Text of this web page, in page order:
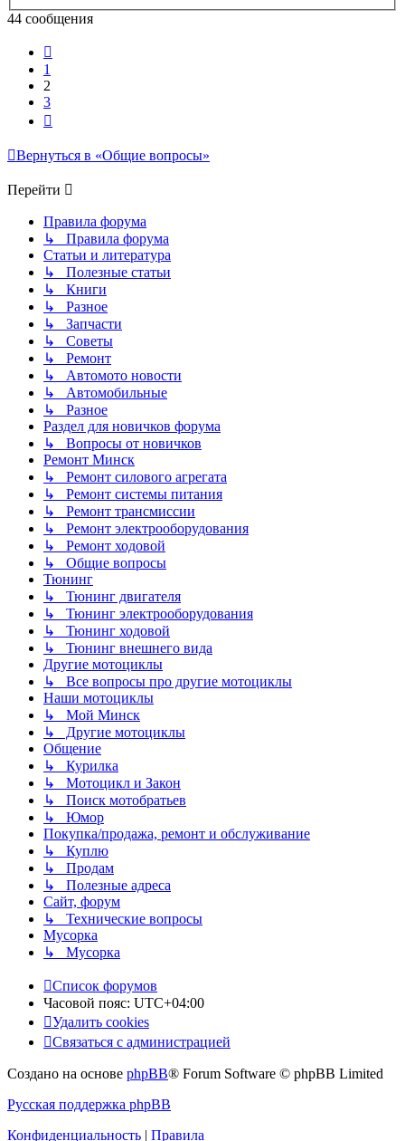
44 сообщения
1
2
3
Вернуться в «Общие вопросы»
Перейти
Правила форума
↳ Правила форума
Статьи и литература
↳ Полезные статьи
↳ Книги
↳ Разное
↳ Запчасти
↳ Советы
↳ Ремонт
↳ Автомото новости
↳ Автомобильные
↳ Разное
Раздел для новичков форума
↳ Вопросы от новичков
Ремонт Минск
↳ Ремонт силового агрегата
↳ Ремонт системы питания
↳ Ремонт трансмиссии
↳ Ремонт электрооборудования
↳ Ремонт ходовой
↳ Общие вопросы
Тюнинг
↳ Тюнинг двигателя
↳ Тюнинг электрооборудования
↳ Тюнинг ходовой
↳ Тюнинг внешнего вида
Другие мотоциклы
↳ Все вопросы про другие мотоциклы
Наши мотоциклы
↳ Мой Минск
↳ Другие мотоциклы
Общение
↳ Курилка
↳ Мотоцикл и Закон
↳ Поиск мотобратьев
↳ Юмор
Покупка/продажа, ремонт и обслуживание
↳ Куплю
↳ Продам
↳ Полезные адреса
Сайт, форум
↳ Технические вопросы
Мусорка
↳ Мусорка
Список форумов
Часовой пояс: UTC+04:00
Удалить cookies
Связаться с администрацией
Создано на основе phpBB® Forum Software © phpBB Limited
Русская поддержка phpBB
Конфиденциальность | Правила